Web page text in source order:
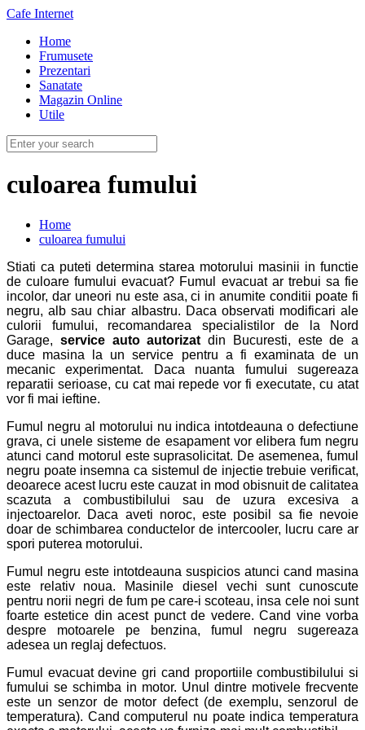
Cafe Internet
Home
Frumusete
Prezentari
Sanatate
Magazin Online
Utile
culoarea fumului
Home
culoarea fumului
Stiati ca puteti determina starea motorului masinii in functie
de culoare fumului evacuat? Fumul evacuat ar trebui sa fie
incolor, dar uneori nu este asa, ci in anumite conditii poate fi
negru, alb sau chiar albastru. Daca observati modificari ale
culorii fumului, recomandarea specialistilor de la Nord
Garage, service auto autorizat din Bucuresti, este de a
duce masina la un service pentru a fi examinata de un
mecanic experimentat. Daca nuanta fumului sugereaza
reparatii serioase, cu cat mai repede vor fi executate, cu atat
vor fi mai ieftine.
Fumul negru al motorului nu indica intotdeauna o defectiune
grava, ci unele sisteme de esapament vor elibera fum negru
atunci cand motorul este suprasolicitat. De asemenea, fumul
negru poate insemna ca sistemul de injectie trebuie verificat,
deoarece acest lucru este cauzat in mod obisnuit de calitatea
scazuta a combustibilului sau de uzura excesiva a
injectoarelor. Daca aveti noroc, este posibil sa fie nevoie
doar de schimbarea conductelor de intercooler, lucru care ar
spori puterea motorului.
Fumul negru este intotdeauna suspicios atunci cand masina
este relativ noua. Masinile diesel vechi sunt cunoscute
pentru norii negri de fum pe care-i scoteau, insa cele noi sunt
foarte estetice din acest punct de vedere. Cand vine vorba
despre motoarele pe benzina, fumul negru sugereaza
adesea un reglaj defectuos.
Fumul evacuat devine gri cand proportiile combustibilului si
fumului se schimba in motor. Unul dintre motivele frecvente
este un senzor de motor defect (de exemplu, senzorul de
temperatura). Cand computerul nu poate indica temperatura